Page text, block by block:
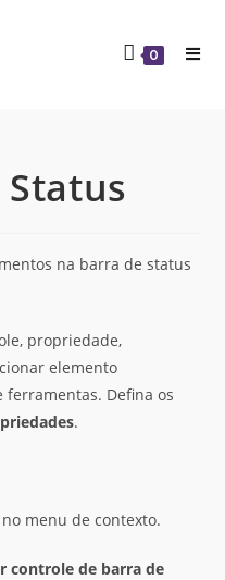
0
na barra de status
propriedade,
elemento
Defina os
.
no menu de contexto.
controle de barra de